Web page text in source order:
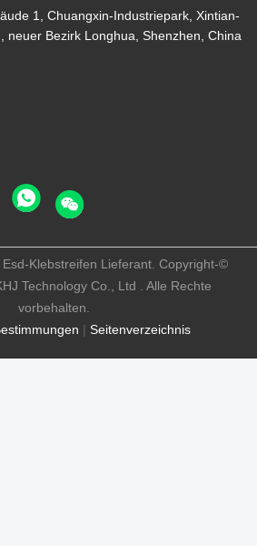
1, Chuangxin-Industriepark, Xintian-
neuer Bezirk Longhua, Shenzhen, China
| Seitenverzeichnis
Klebstreifen Lieferant. Copyright-©
Technology Co., Ltd . Alle Rechte
vorbehalten.